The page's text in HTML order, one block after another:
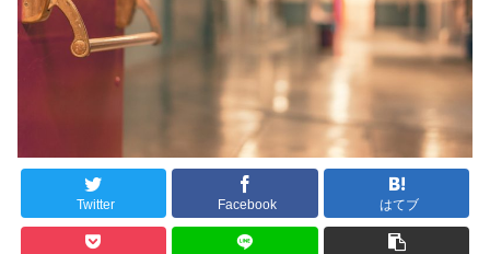
Twitter Facebook はてブ